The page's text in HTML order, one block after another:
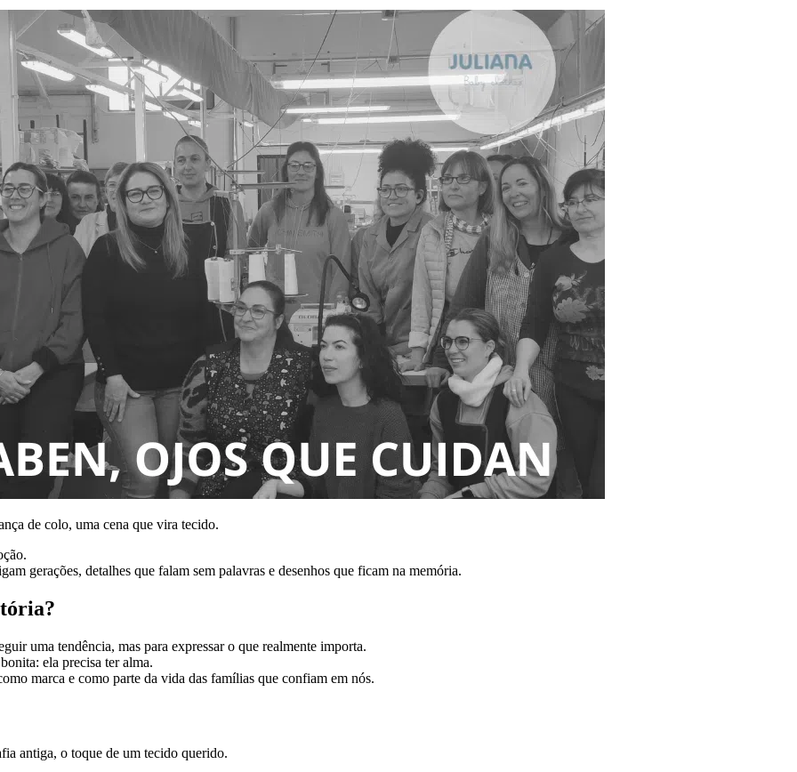
de colo, uma cena que vira tecido.
gerações, detalhes que falam sem palavras e desenhos que ficam na memória.
uma tendência, mas para expressar o que realmente importa.
ela precisa ter alma.
marca e como parte da vida das famílias que confiam em nós.
antiga, o toque de um tecido querido.